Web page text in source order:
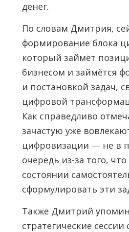
денег.
По словам Дмитрия,
формирование блока
который займёт
бизнесом и займётся
и постановкой задач,
цифровой
Как справедливо
зачастую уже
цифровизации — не в
очередь из-за того,
состоянии
сформулировать эти
Также Дмитрий
стратегические